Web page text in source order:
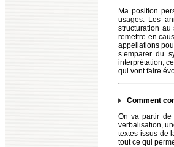
Ma position
usages. Les
structuration au
remettre en
appellations
s’emparer du
interprétation,
qui vont faire
Comment
On va partir de
verbalisation,
textes issus de
tout ce qui